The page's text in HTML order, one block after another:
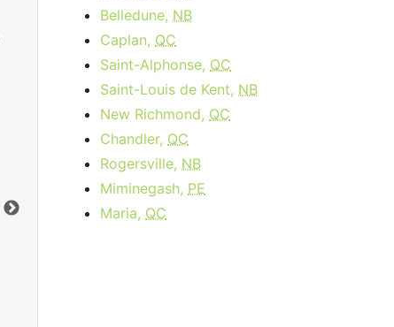
Data Plan 30 Days - 8 GB
$74.00
per month
Limite de données:
1
Belledune, NB
Caplan, QC
Saint-Alphonse, QC
Saint-Louis de Kent, NB
New Richmond, QC
Chandler, QC
Rogersville, NB
Miminegash, PE
Maria, QC